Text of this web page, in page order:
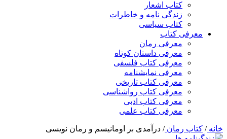
کتاب اشعار
زندگی نامه و خاطرات
کتاب سیاسی
معرفی کتاب
معرفی رمان
معرفی داستان کوتاه
معرفی کتاب فلسفی
معرفی نمایشنامه
معرفی کتاب تاریخی
معرفی کتاب رواشناسی
معرفی کتاب ادبی
معرفی کتاب علمی
خانه/ کتاب رمان/ درآمدی بر اومانیسم و رمان نویسی